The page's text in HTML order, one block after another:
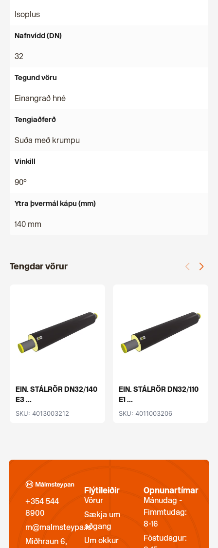
Isoplus
Nafnvídd (DN)
32
Tegund vöru
Einangrað hné
Tengiaðferð
Suða með krumpu
Vinkill
90°
Ytra þvermál kápu (mm)
140 mm
Tengdar vörur
EIN. STÁLRÖR DN32/140
E3 ...
SKU: 4013003212
EIN. STÁLRÖR DN32/110
E1 ...
SKU: 4011003206
+354 544
8900
m@malmsteypa.is
Miðhraun 6,
Flýtileiðir
Vörur
Sækja um
aðgang
Um okkur
Opnunartímar
Mánudag -
Fimmtudag:
8-16
Föstudagur: